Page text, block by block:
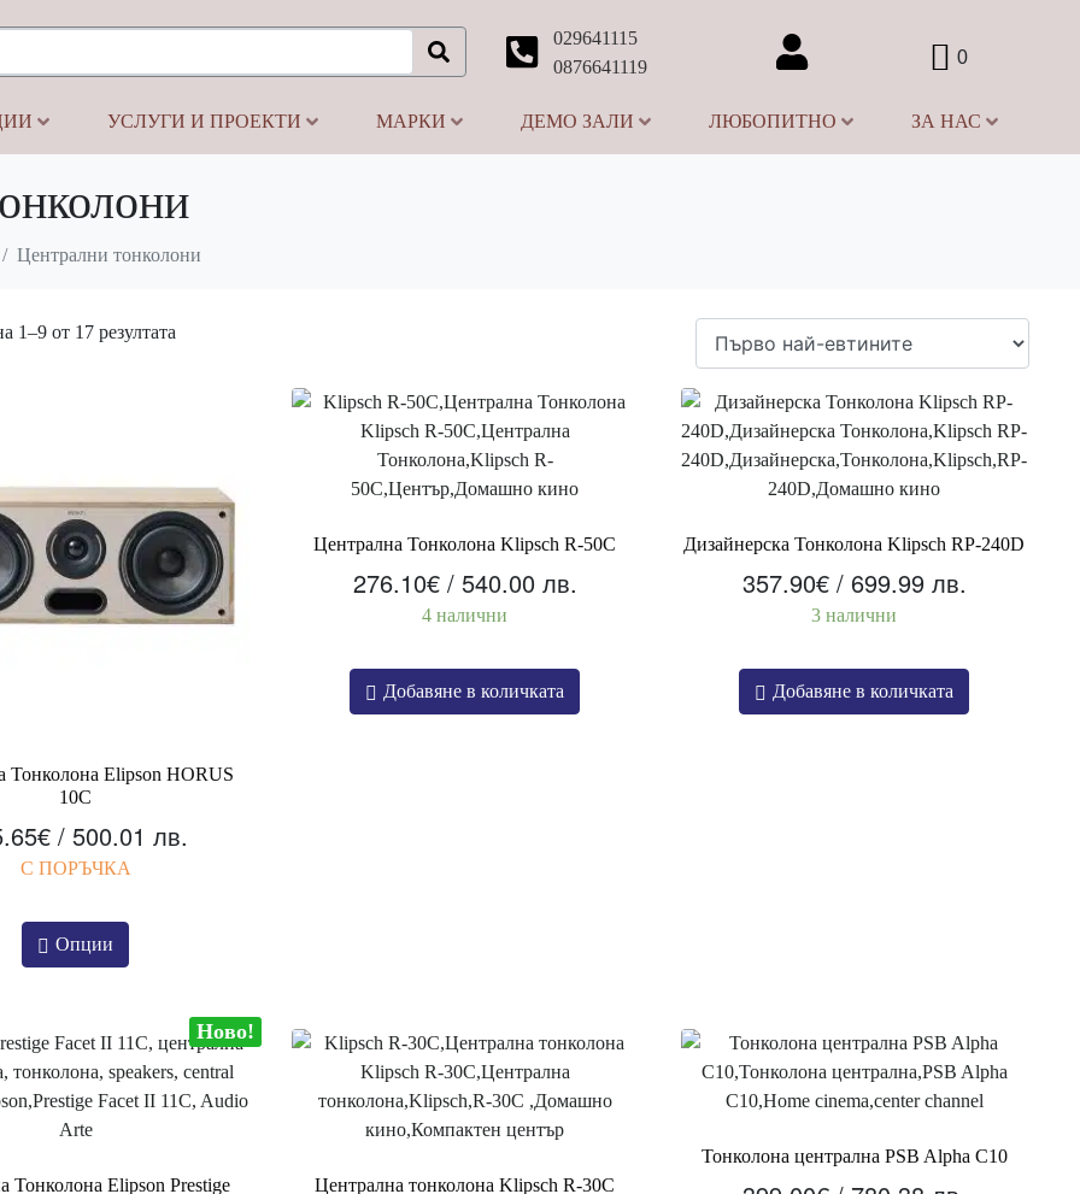
029641115
0876641119
0
УСЛУГИ И ПРОЕКТИ МАРКИ ДЕМО ЗАЛИ ЛЮБОПИТНО ЗА НАС
Централни тонколони
1–9 от 17 резултата
Тонколона Elipson HORUS
10C
€/ 500.01 лв.
С ПОРЪЧКА
Опции
Централна Тонколона Klipsch R-50C
276.10€/ 540.00 лв.
4 налични
Добавяне в количката
Дизайнерска Тонколона Klipsch RP-240D
357.90€/ 699.99 лв.
3 налични
Добавяне в количката
Ново!
Тонколона Elipson Prestige
Централна тонколона Klipsch R-30C
Тонколона централна PSB Alpha C10